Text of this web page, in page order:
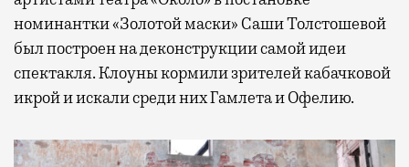
номинантки «Золотой маски» Саши Толстошевой
был построен на деконструкции самой идеи
спектакля. Клоуны кормили зрителей кабачковой
икрой и искали среди них Гамлета и Офелию.